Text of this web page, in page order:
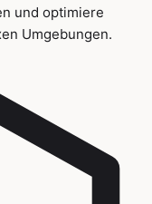
und optimiere
Umgebungen.